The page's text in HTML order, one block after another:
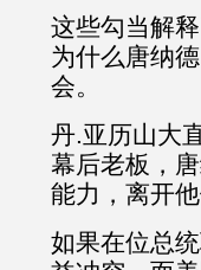
这些勾当解
为什么唐纳
会。
丹.亚历山大
幕后老板，
能力，离开
如果在位总